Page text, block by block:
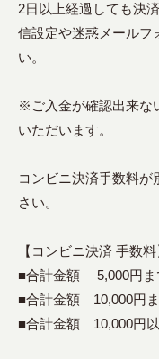
2日以上経過しても決
信設定や迷惑メールフ
い。
※ご入金が確認出来な
いただいます。
コンビニ決済手数料
さい。
【コンビニ決済 手数料
■合計金額 5,000円ま
■合計金額 10,000円
■合計金額 10,000円